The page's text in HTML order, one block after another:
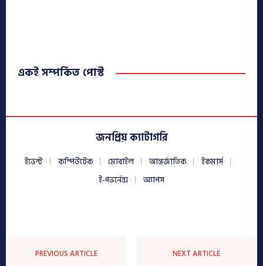
একই সম্পর্কিত পোস্ট
জনপ্রিয় ক্যাটাগরি
ইভেন্ট কম্পিউটেক মোবাইল আন্তর্জাতিক
ইকমার্স
ই-গভর্নেন্স
অ্যাপস
PREVIOUS ARTICLE
NEXT ARTICLE